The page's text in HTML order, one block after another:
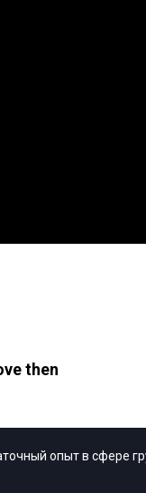
then
опыт в сфере